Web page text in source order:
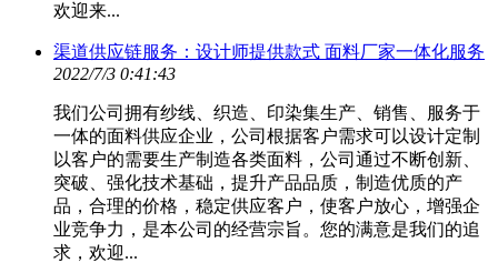
欢迎来...
渠道供应链服务：设计师提供款式 面料厂家一体化服务
2022/7/3 0:41:43
我们公司拥有纱线、织造、印染集生产、销售、服务于
一体的面料供应企业，公司根据客户需求可以设计定制
以客户的需要生产制造各类面料，公司通过不断创新、
突破、强化技术基础，提升产品品质，制造优质的产
品，合理的价格，稳定供应客户，使客户放心，增强企
业竞争力，是本公司的经营宗旨。您的满意是我们的追
求，欢迎...